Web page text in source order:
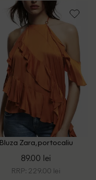
Bluza Zara, portocaliu
89.00 lei
RRP: 229.00 lei